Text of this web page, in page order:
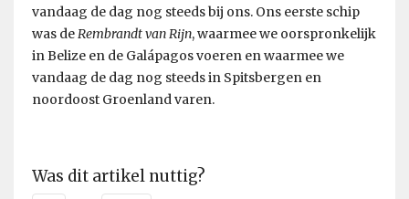
vandaag de dag nog steeds bij ons. Ons eerste schip
was deRembrandt van Rijn, waarmee we oorspronkelijk
in Belize en de Galápagos voeren en waarmee we
vandaag de dag nog steeds in Spitsbergen en
noordoost Groenland varen.
Was dit artikel nuttig?